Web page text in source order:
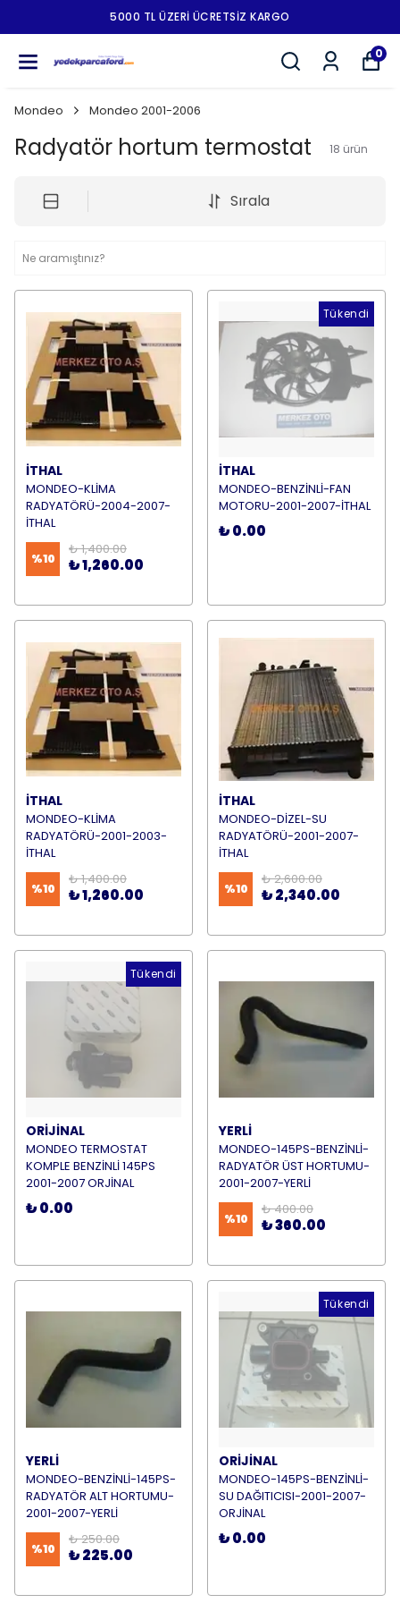
5000 TL ÜZERI ÜCRETSIZ KARGO
0
Mondeo Mondeo 2001-2006
Radyatör hortum termostat 18 ürün
Sırala
İTHAL
MONDEO-KLİMA
RADYATÖRÜ-2004-2007-
İTHAL
%10
₺ 1,400.00
₺ 1,260.00
Tükendi
İTHAL
MONDEO-BENZİNLİ-FAN
MOTORU-2001-2007-İTHAL
₺ 0.00
İTHAL
MONDEO-KLİMA
RADYATÖRÜ-2001-2003-
İTHAL
%10
₺ 1,400.00
₺ 1,260.00
İTHAL
MONDEO-DİZEL-SU
RADYATÖRÜ-2001-2007-
İTHAL
%10
₺ 2,600.00
₺ 2,340.00
Tükendi
ORİJİNAL
MONDEO TERMOSTAT
KOMPLE BENZİNLİ 145PS
2001-2007 ORJİNAL
₺ 0.00
YERLİ
MONDEO-145PS-BENZİNLİ-
RADYATÖR ÜST HORTUMU-
2001-2007-YERLİ
%10
₺ 400.00
₺ 360.00
YERLİ
MONDEO-BENZİNLİ-145PS-
RADYATÖR ALT HORTUMU-
2001-2007-YERLİ
%10
₺ 250.00
₺ 225.00
Tükendi
ORİJİNAL
MONDEO-145PS-BENZİNLİ-
SU DAĞITICISI-2001-2007-
ORJİNAL
₺ 0.00